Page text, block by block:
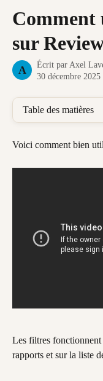
Comment
sur
A Écrit par Axel
30 décembre 2025
Table des matières
Voici comment bien
Les filtres fonctionnent
rapports et sur la liste